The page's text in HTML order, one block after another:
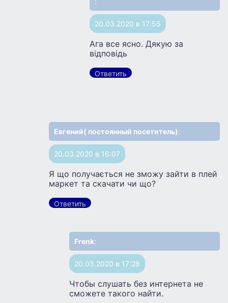
20.03.2020 в 17:55
Ага все ясно. Дякую за
вiдповiдь
Ответить
Евгений( постоянный посетитель):
20.03.2020 в 16:07
Я що получається не зможу зайти в плей
маркет та скачати чи що?
Ответить
Frenk:
20.03.2020 в 17:28
Чтобы слушать без интернета не
сможете такого найти.